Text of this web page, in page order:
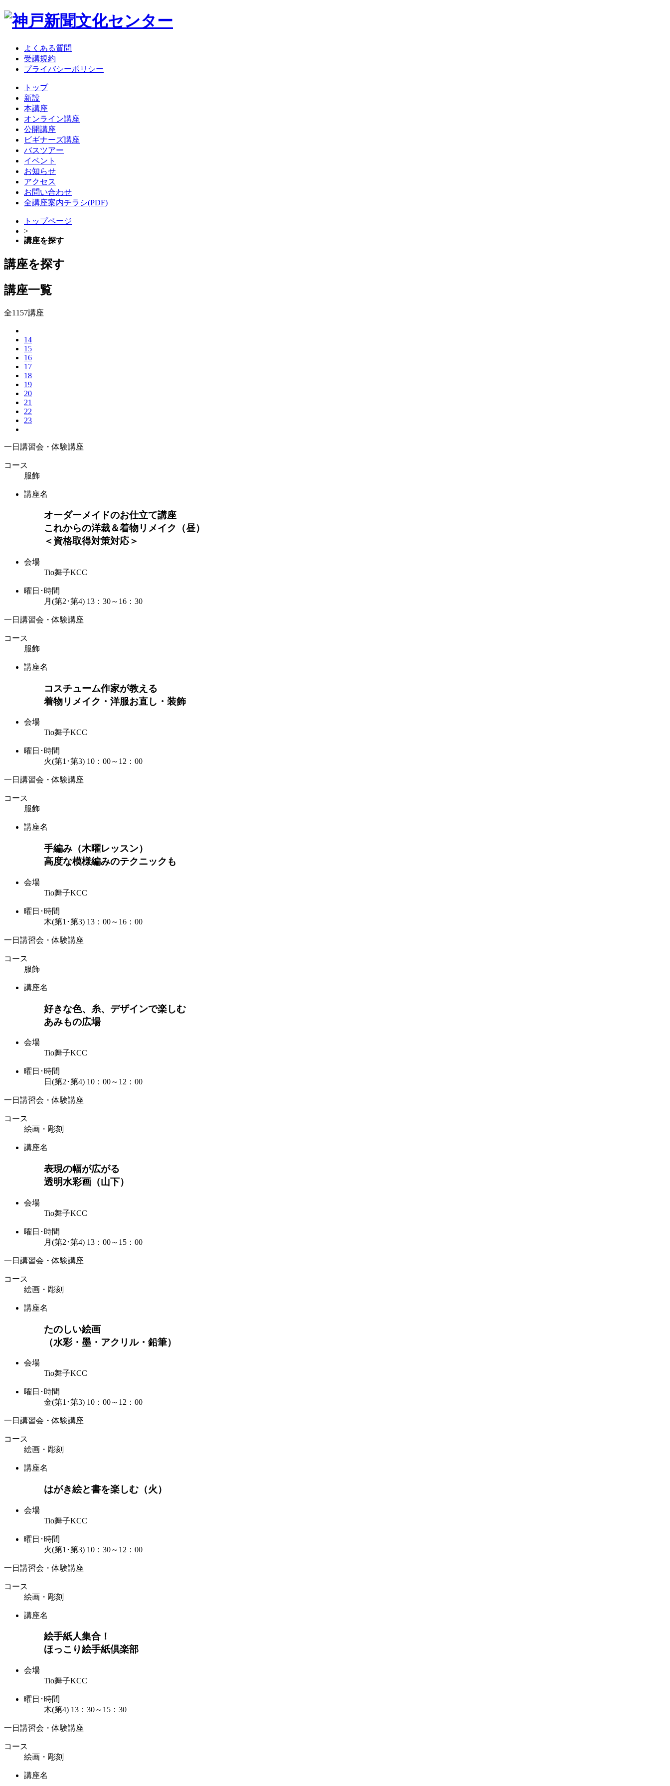
よくある質問
受講規約
プライバシーポリシー
トップ
新設
本講座
オンライン講座
公開講座
ビギナーズ講座
バスツアー
イベント
お知らせ
アクセス
お問い合わせ
全講座案内チラシ(PDF)
トップページ
>
講座を探す
講座を探す
講座一覧
全1157講座
14
15
16
17
18
19
20
21
22
23
一日講習会・体験講座
コース
服飾
講座名
オーダーメイドのお仕立て講座
これからの洋裁＆着物リメイク（昼）
＜資格取得対策対応＞
会場
Tio舞子KCC
曜日･時間
月(第2･第4) 13：30～16：30
一日講習会・体験講座
コース
服飾
講座名
コスチューム作家が教える
着物リメイク・洋服お直し・装飾
会場
Tio舞子KCC
曜日･時間
火(第1･第3) 10：00～12：00
一日講習会・体験講座
コース
服飾
講座名
手編み（木曜レッスン）
高度な模様編みのテクニックも
会場
Tio舞子KCC
曜日･時間
木(第1･第3) 13：00～16：00
一日講習会・体験講座
コース
服飾
講座名
好きな色、糸、デザインで楽しむ
あみもの広場
会場
Tio舞子KCC
曜日･時間
日(第2･第4) 10：00～12：00
一日講習会・体験講座
コース
絵画・彫刻
講座名
表現の幅が広がる
透明水彩画（山下）
会場
Tio舞子KCC
曜日･時間
月(第2･第4) 13：00～15：00
一日講習会・体験講座
コース
絵画・彫刻
講座名
たのしい絵画
（水彩・墨・アクリル・鉛筆）
会場
Tio舞子KCC
曜日･時間
金(第1･第3) 10：00～12：00
一日講習会・体験講座
コース
絵画・彫刻
講座名
はがき絵と書を楽しむ（火）
会場
Tio舞子KCC
曜日･時間
火(第1･第3) 10：30～12：00
一日講習会・体験講座
コース
絵画・彫刻
講座名
絵手紙人集合！
ほっこり絵手紙倶楽部
会場
Tio舞子KCC
曜日･時間
木(第4) 13：30～15：30
一日講習会・体験講座
コース
絵画・彫刻
講座名